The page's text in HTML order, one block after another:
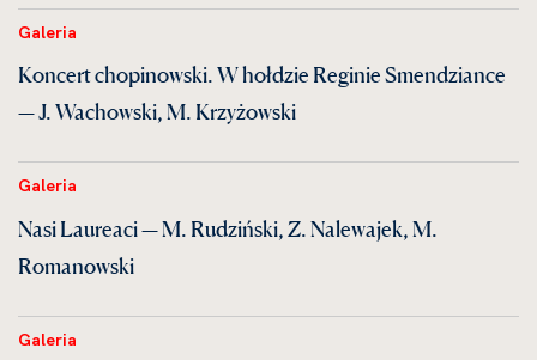
Galeria
Koncert chopinowski. W hołdzie Reginie Smendziance
— J. Wachowski, M. Krzyżowski
Galeria
Nasi Laureaci — M. Rudziński, Z. Nalewajek, M.
Romanowski
Galeria